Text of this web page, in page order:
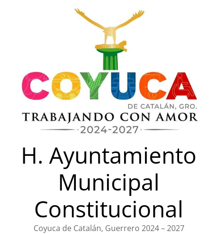
H. Ayuntamiento
Municipal
Constitucional
Coyuca de Catalán, Guerrero 2024 – 2027